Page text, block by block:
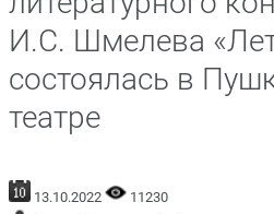
И.С. Шмелева
состоялась в
театре
13.10.2022
11230